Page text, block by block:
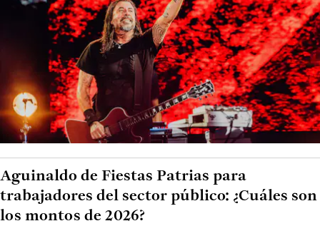
Aguinaldo de Fiestas Patrias para
trabajadores del sector público: ¿Cuáles son
los montos de 2026?